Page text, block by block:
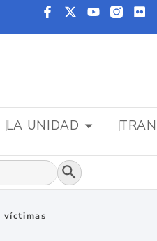
LA UNIDAD
Botón de
víctimas